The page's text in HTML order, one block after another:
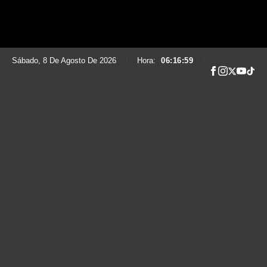
Sábado, 8 De Agosto De 2026 Hora: 06:17:00